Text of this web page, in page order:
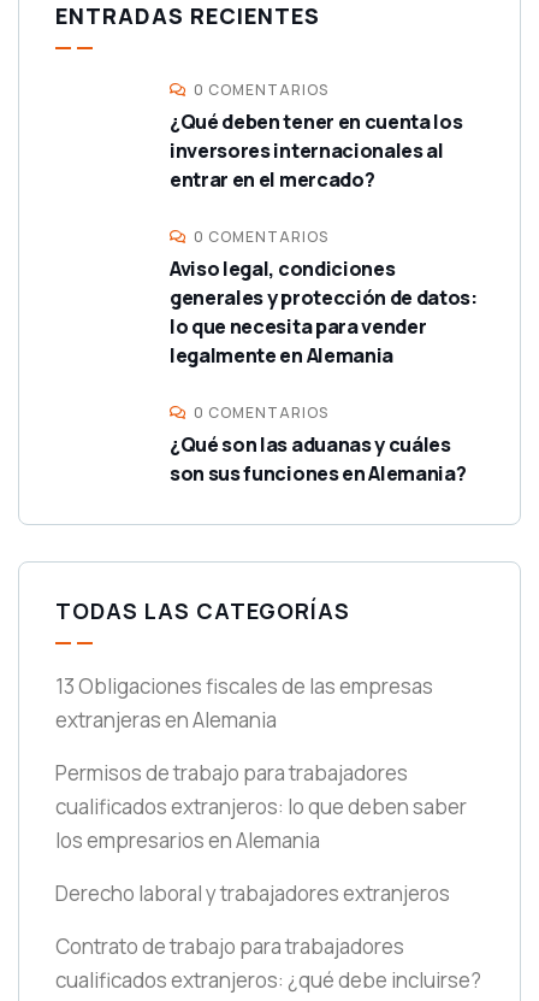
ENTRADAS RECIENTES
0 COMENTARIOS
¿Qué deben tener en cuenta los
inversores internacionales al
entrar en el mercado?
0 COMENTARIOS
Aviso legal, condiciones
generales y protección de datos:
lo que necesita para vender
legalmente en Alemania
0 COMENTARIOS
¿Qué son las aduanas y cuáles
son sus funciones en Alemania?
TODAS LAS CATEGORÍAS
13 Obligaciones fiscales de las empresas
extranjeras en Alemania
Permisos de trabajo para trabajadores
cualificados extranjeros: lo que deben saber
los empresarios en Alemania
Derecho laboral y trabajadores extranjeros
Contrato de trabajo para trabajadores
cualificados extranjeros: ¿qué debe incluirse?